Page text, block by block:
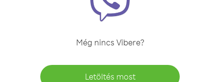
Még nincs Vibere?
Letöltés most